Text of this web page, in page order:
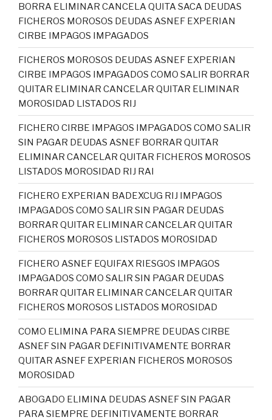
BORRA ELIMINAR CANCELA QUITA SACA DEUDAS
FICHEROS MOROSOS DEUDAS ASNEF EXPERIAN
CIRBE IMPAGOS IMPAGADOS
FICHEROS MOROSOS DEUDAS ASNEF EXPERIAN
CIRBE IMPAGOS IMPAGADOS COMO SALIR BORRAR
QUITAR ELIMINAR CANCELAR QUITAR ELIMINAR
MOROSIDAD LISTADOS RIJ
FICHERO CIRBE IMPAGOS IMPAGADOS COMO SALIR
SIN PAGAR DEUDAS ASNEF BORRAR QUITAR
ELIMINAR CANCELAR QUITAR FICHEROS MOROSOS
LISTADOS MOROSIDAD RIJ RAI
FICHERO EXPERIAN BADEXCUG RIJ IMPAGOS
IMPAGADOS COMO SALIR SIN PAGAR DEUDAS
BORRAR QUITAR ELIMINAR CANCELAR QUITAR
FICHEROS MOROSOS LISTADOS MOROSIDAD
FICHERO ASNEF EQUIFAX RIESGOS IMPAGOS
IMPAGADOS COMO SALIR SIN PAGAR DEUDAS
BORRAR QUITAR ELIMINAR CANCELAR QUITAR
FICHEROS MOROSOS LISTADOS MOROSIDAD
COMO ELIMINA PARA SIEMPRE DEUDAS CIRBE
ASNEF SIN PAGAR DEFINITIVAMENTE BORRAR
QUITAR ASNEF EXPERIAN FICHEROS MOROSOS
MOROSIDAD
ABOGADO ELIMINA DEUDAS ASNEF SIN PAGAR
PARA SIEMPRE DEFINITIVAMENTE BORRAR